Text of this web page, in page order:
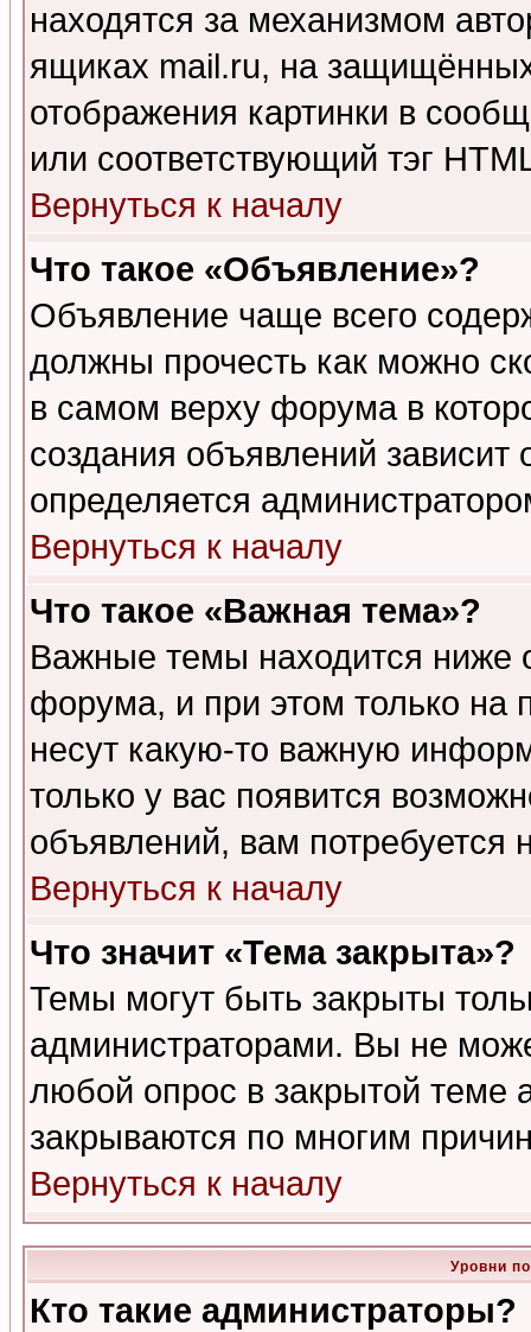
находятся за механизмом
ящиках mail.ru, на
отображения картинки в
или соответствующий тэг
Вернуться к началу
Что такое «Объявление»?
Объявление чаще всего
должны прочесть как можно
в самом верху форума в
создания объявлений зависит
определяется
Вернуться к началу
Что такое «Важная тема»?
Важные темы находится ниже
форума, и при этом только на
несут какую-то важную
только у вас появится
объявлений, вам потребуется
Вернуться к началу
Что значит «Тема закрыта»?
Темы могут быть закрыты
администраторами. Вы не
любой опрос в закрытой теме
закрываются по многим
Вернуться к началу
Уровни
Кто такие администраторы?